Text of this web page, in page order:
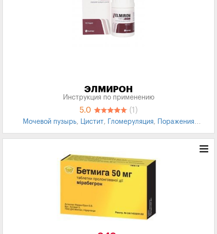
ЭЛМИРОН
Инструкция по применению
5.0 (1)
Мочевой пузырь, Цистит, Гломеруляция,
Поражения